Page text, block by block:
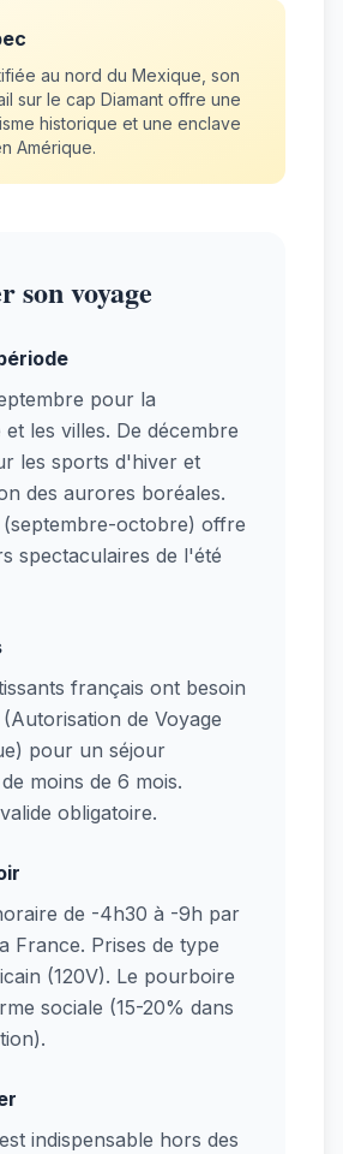
au nord du Mexique, son
sur le cap Diamant offre une
historique et une enclave
Amérique.
son voyage
pour la
les villes. De décembre
les sports d'hiver et
des aurores boréales.
(septembre-octobre) offre
spectaculaires de l'été
français ont besoin
de Voyage
pour un séjour
moins de 6 mois.
obligatoire.
de -4h30 à -9h par
France. Prises de type
(120V). Le pourboire
sociale (15-20% dans
indispensable hors des